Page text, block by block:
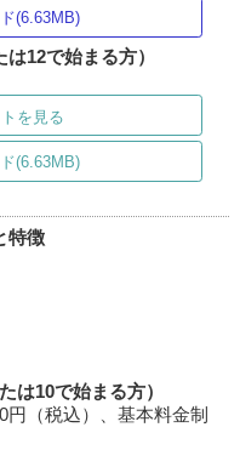
(6.63MB)
12で始まる方）
を見る
(6.63MB)
特徴
は10で始まる方）
（税込）、基本料金制